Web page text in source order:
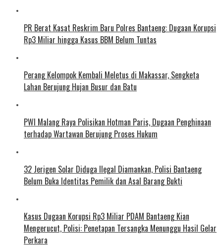
PR Berat Kasat Reskrim Baru Polres Bantaeng: Dugaan Korupsi
Rp3 Miliar hingga Kasus BBM Belum Tuntas
Perang Kelompok Kembali Meletus di Makassar, Sengketa
Lahan Berujung Hujan Busur dan Batu
PWI Malang Raya Polisikan Hotman Paris, Dugaan Penghinaan
terhadap Wartawan Berujung Proses Hukum
32 Jerigen Solar Diduga Ilegal Diamankan, Polisi Bantaeng
Belum Buka Identitas Pemilik dan Asal Barang Bukti
Kasus Dugaan Korupsi Rp3 Miliar PDAM Bantaeng Kian
Mengerucut, Polisi: Penetapan Tersangka Menunggu Hasil Gelar
Perkara